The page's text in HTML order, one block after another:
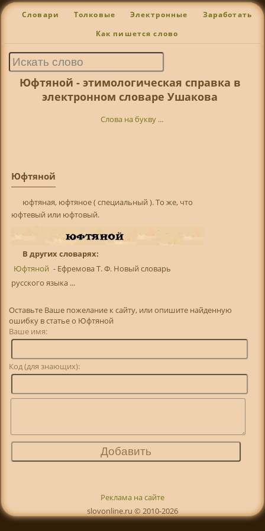
Словари Толковые Электронные Заработать
Как пишется слово
Юфтяной - этимологическая справка в
электронном словаре Ушакова
Слова на букву ...
Юфтяной
юфтяная, юфтяное ( специальный ). То же, что
юфтевый или юфтовый.
В других словарях:
Юфтяной - Ефремова Т. Ф. Новый словарь
русского языка ...
Оставьте Ваше пожелание к сайту, или опишите найденную
ошибку в статье о Юфтяной
Ваше имя:
Код (для знающих):
Реклама на сайте
slovonline.ru © 2010-2026